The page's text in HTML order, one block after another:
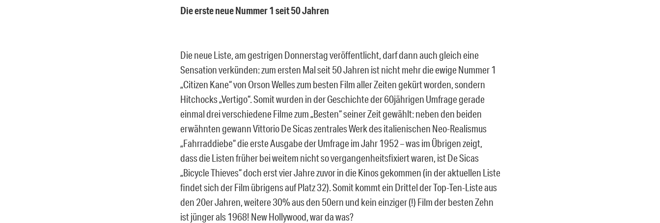
Die erste neue Nummer 1 seit 50 Jahren
Die neue Liste, am gestrigen Donnerstag veröffentlicht, darf dann auch gleich eine
Sensation verkünden: zum ersten Mal seit 50 Jahren ist nicht mehr die ewige Nummer 1
„Citizen Kane“ von Orson Welles zum besten Film aller Zeiten gekürt worden, sondern
Hitchocks „Vertigo“. Somit wurden in der Geschichte der 60jährigen Umfrage gerade
einmal drei verschiedene Filme zum „Besten“ seiner Zeit gewählt: neben den beiden
erwähnten gewann Vittorio De Sicas zentrales Werk des italienischen Neo-Realismus
„Fahrraddiebe“ die erste Ausgabe der Umfrage im Jahr 1952 – was im Übrigen zeigt,
dass die Listen früher bei weitem nicht so vergangenheitsfixiert waren, ist De Sicas
„Bicycle Thieves“ doch erst vier Jahre zuvor in die Kinos gekommen (in der aktuellen Liste
findet sich der Film übrigens auf Platz 32). Somit kommt ein Drittel der Top-Ten-Liste aus
den 20er Jahren, weitere 30% aus den 50ern und kein einziger (!) Film der besten Zehn
ist jünger als 1968! New Hollywood, war da was?